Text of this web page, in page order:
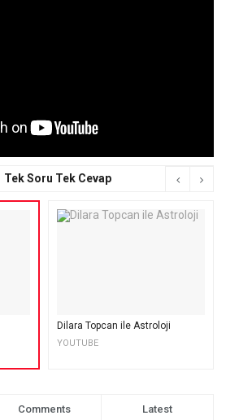
Tek Soru Tek Cevap
Dilara Topcan ile Astroloji
YOUTUBE
Comments Latest